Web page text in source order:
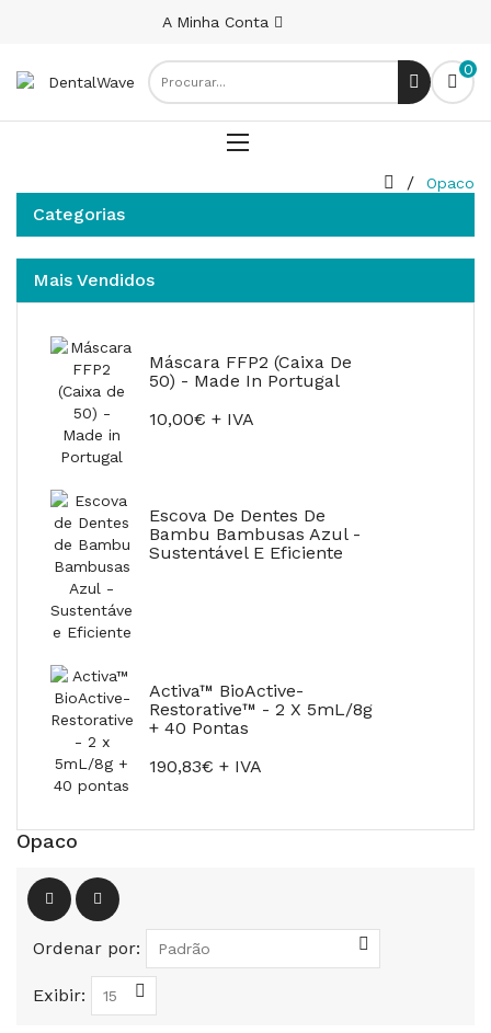
A Minha Conta
0
Opaco
Categorias
Mais Vendidos
Máscara FFP2 (Caixa De
50) - Made In Portugal
10,00€ + IVA
Escova De Dentes De
Bambu Bambusas Azul -
Sustentável E Eficiente
Activa™ BioActive-
Restorative™ - 2 X 5mL/8g
+ 40 Pontas
190,83€ + IVA
Opaco
Ordenar por:
Exibir: